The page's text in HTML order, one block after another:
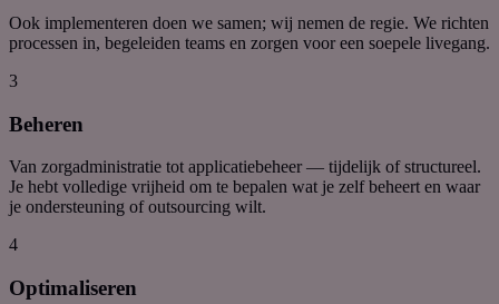
Ook implementeren doen we samen; wij nemen de regie. We richten
processen in, begeleiden teams en zorgen voor een soepele livegang.
3
Beheren
Van zorgadministratie tot applicatiebeheer — tijdelijk ofstructureel.
Je hebtvolledige vrijheid om te bepalen wat je zelf beheert en waar
je ondersteuning of outsourcing wilt.
4
Optimaliseren